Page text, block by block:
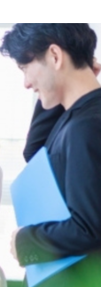
「仕組み化
ット・デメ
のポイント